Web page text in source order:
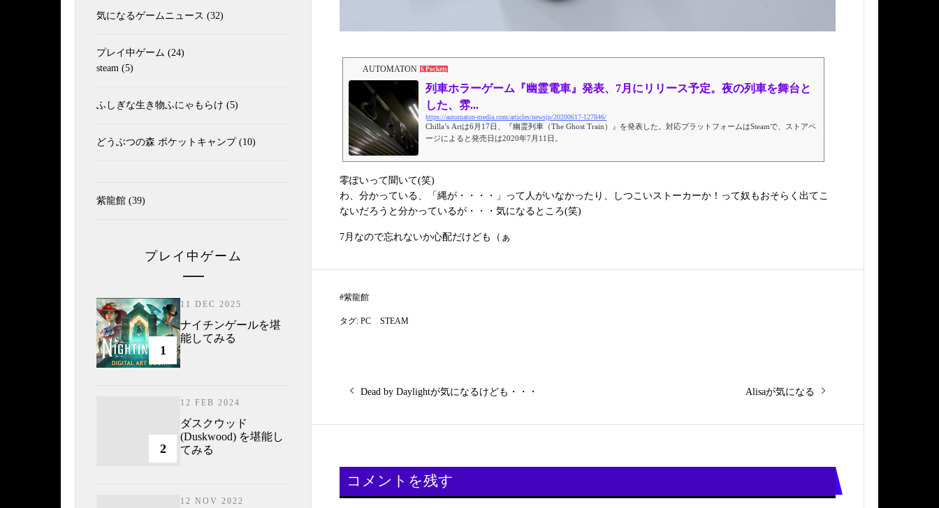
AUTOMATON 6 Pockets
列車ホラーゲーム『幽霊電車』発表、7月にリリース予定。夜の列車を舞台と
した、雰...
https://automaton-media.com/articles/newsjp/20200617-127846/
Chilla’s Artは6月17日、『幽霊列車（The Ghost Train）』を発表した。対応プラットフォームはSteamで、ストアペ
ージによると発売日は2020年7月11日。
零ぽいって聞いて(笑)
わ、分かっている、「縄が・・・・」って人がいなかったり、しつこいストーカーか！って奴もおそらく出てこ
ないだろうと分かっているが・・・気になるところ(笑)
7月なので忘れないか心配だけども（ぁ
#紫龍館
タグ: PC STEAM
投
稿
ビ
前
Dead by Daylightが気になるけども・・・
次
Alisaが気になる
コメントを残す
気になるゲームニュース (32)
プレイ中ゲーム (24)
steam (5)
ふしぎな生き物ふにゃもらけ (5)
どうぶつの森 ポケットキャンプ(10)
紫龍館 (39)
プレイ中ゲーム
1
11 DEC 2025
ナイチンゲールを堪
能してみる
2
12 FEB 2024
ダスクウッド
(Duskwood) を堪能し
てみる
12 NOV 2022